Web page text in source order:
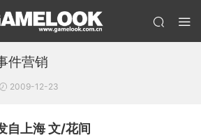
件营销
2009-12-23
自上海 文/花间